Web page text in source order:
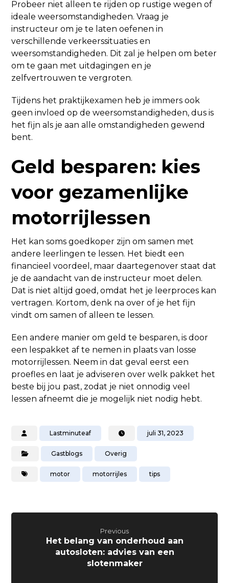
Probeer niet alleen te rijden op rustige wegen of
ideale weersomstandigheden. Vraag je
instructeur om je te laten oefenen in
verschillende verkeerssituaties en
weersomstandigheden. Dit zal je helpen om beter
om te gaan met uitdagingen en je
zelfvertrouwen te vergroten.
Tijdens het praktijkexamen heb je immers ook
geen invloed op de weersomstandigheden, dus is
het fijn als je aan alle omstandigheden gewend
bent.
Geld besparen: kies
voor gezamenlijke
motorrijlessen
Het kan soms goedkoper zijn om samen met
andere leerlingen te lessen. Het biedt een
financieel voordeel, maar daartegenover staat dat
je de aandacht van de instructeur moet delen.
Dat is niet altijd goed, omdat het je leerproces kan
vertragen. Kortom, denk na over of je het fijn
vindt om samen of alleen te lessen.
Een andere manier om geld te besparen, is door
een lespakket af te nemen in plaats van losse
motorrijlessen. Neem in dat geval eerst een
proefles en laat je adviseren over welk pakket het
beste bij jou past, zodat je niet onnodig veel
lessen afneemt die je mogelijk niet nodig hebt.
Lastminuteaf juli 31, 2023
Gastblogs Overig
motor motorrijles tips
Previous
Het belang van onderhoud aan
autosloten: advies van een
slotenmaker